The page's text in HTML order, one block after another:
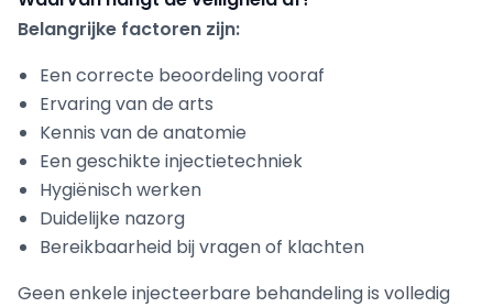
Belangrijke factoren zijn:
Een correcte beoordeling vooraf
Ervaring van de arts
Kennis van de anatomie
Een geschikte injectietechniek
Hygiënisch werken
Duidelijke nazorg
Bereikbaarheid bij vragen of klachten
Geen enkele injecteerbare behandeling is volledig